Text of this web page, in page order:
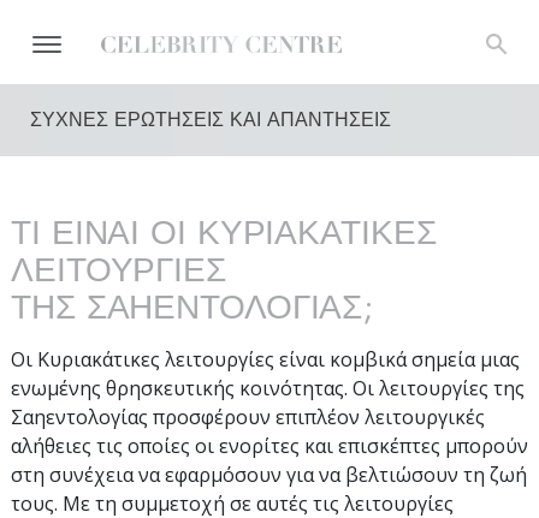
ΣΥΧΝΕΣ ΕΡΩΤΗΣΕΙΣ ΚΑΙ ΑΠΑΝΤΗΣΕΙΣ
ΤΙ ΕΙΝΑΙ ΟΙ ΚΥΡΙΑΚΑΤΙΚΕΣ
ΛΕΙΤΟΥΡΓΙΕΣ
ΤΗΣ ΣΑΗΕΝΤΟΛΟΓΙΑΣ;
Οι Κυριακάτικες λειτουργίες είναι κομβικά σημεία μιας
ενωμένης θρησκευτικής κοινότητας. Οι λειτουργίες της
Σαηεντολογίας προσφέρουν επιπλέον λειτουργικές
αλήθειες τις οποίες οι ενορίτες και επισκέπτες μπορούν
στη συνέχεια να εφαρμόσουν για να βελτιώσουν τη ζωή
τους. Με τη συμμετοχή σε αυτές τις λειτουργίες